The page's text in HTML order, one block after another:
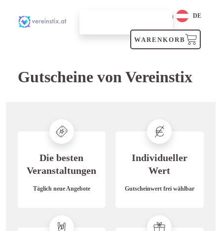
Login DE
WARENKORB
Gutscheine von Vereinstix
Die besten
Veranstaltungen
Täglich neue Angebote
Individueller
Wert
Gutscheinwert frei wählbar